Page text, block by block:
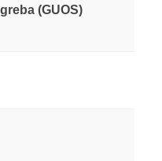
(GUOS)